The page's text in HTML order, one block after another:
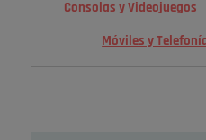
Consolas y Videojuegos
Móviles y